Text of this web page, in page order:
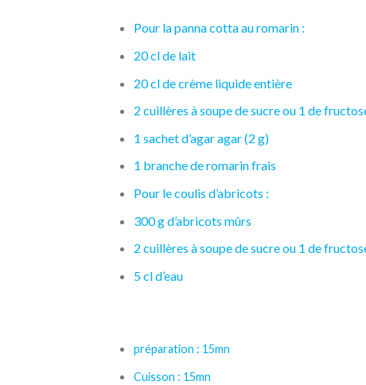
Pour la panna cotta auromarin:
20 cl de lait
20 cl decrème liquideentière
2 cuillères à soupe desucreou 1 de
1 sachet d’agar agar(2 g)
1 branche deromarinfrais
Pour le coulis d’abricots :
300 g d’abricots mûrs
2 cuillères à soupe desucreou 1 de
5 cl d’eau
préparation : 15mn
Cuisson : 15mn